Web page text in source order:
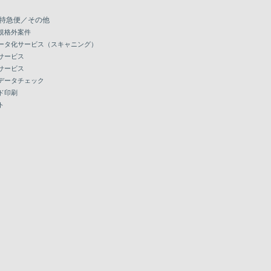
急便／その他
格外案件
タ化サービス（スキャニング）
ービス
ービス
ータチェック
印刷